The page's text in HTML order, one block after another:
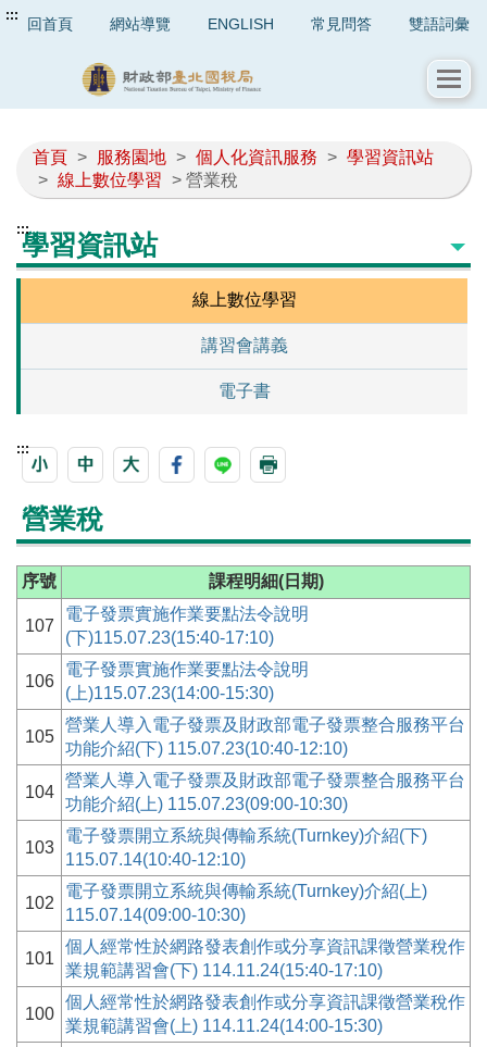
::: 回首頁 網站導覽 ENGLISH 常見問答 雙語詞彙
首頁 > 服務園地 > 個人化資訊服務 > 學習資訊站
> 線上數位學習 > 營業稅
:::學習資訊站
線上數位學習
講習會講義
電子書
:::
營業稅
序號 課程明細(日期)
107
電子發票實施作業要點法令說明
(下)115.07.23(15:40-17:10)
106
電子發票實施作業要點法令說明
(上)115.07.23(14:00-15:30)
105
營業人導入電子發票及財政部電子發票整合服務平台
功能介紹(下) 115.07.23(10:40-12:10)
104
營業人導入電子發票及財政部電子發票整合服務平台
功能介紹(上) 115.07.23(09:00-10:30)
103
電子發票開立系統與傳輸系統(Turnkey)介紹(下)
115.07.14(10:40-12:10)
102
電子發票開立系統與傳輸系統(Turnkey)介紹(上)
115.07.14(09:00-10:30)
101
個人經常性於網路發表創作或分享資訊課徵營業稅作
業規範講習會(下) 114.11.24(15:40-17:10)
100
個人經常性於網路發表創作或分享資訊課徵營業稅作
業規範講習會(上) 114.11.24(14:00-15:30)